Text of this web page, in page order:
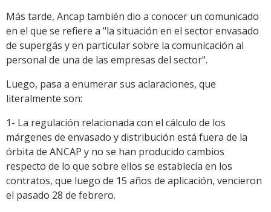
Más tarde, Ancap también dio a conocer un comunicado
en el que se refiere a "la situación en el sector envasado
de supergás y en particular sobre la comunicación al
personal de una de las empresas del sector".
Luego, pasa a enumerar sus aclaraciones, que
literalmente son:
1- La regulación relacionada con el cálculo de los
márgenes de envasado y distribución está fuera de la
órbita de ANCAP y no se han producido cambios
respecto de lo que sobre ellos se establecía en los
contratos, que luego de 15 años de aplicación, vencieron
el pasado 28 de febrero.